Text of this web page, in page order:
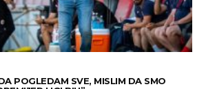
POGLEDAM SVE, MISLIM DA SMO